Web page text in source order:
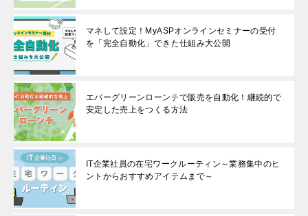
マネして設定！MyASPオンラインセミナーの受付
を「完全自動化」できた仕組み大公開
エバーグリーンローンチで販売を自動化！継続的で
安定した売上をつくる方法
IT企業社員の在宅ワークルーティン～業務集中のヒ
ントからおすすめアイテムまで～